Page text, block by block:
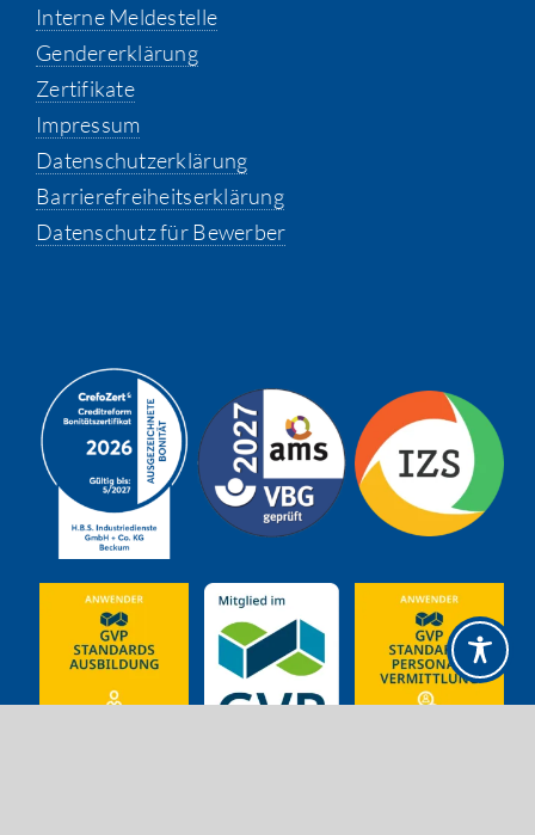
Interne Meldestelle
Gendererklärung
Zertifikate
Impressum
Datenschutzerklärung
Barrierefreiheitserklärung
Datenschutz für Bewerber